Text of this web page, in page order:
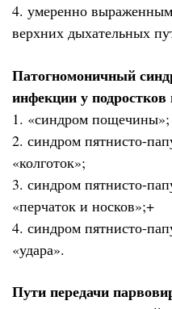
4. умеренно
верхних дыхательных
Патогномоничный
инфекции у
1. «синдром пощечины»;
2. синдром пятнисто-
«колготок»;
3. синдром пятнисто-
«перчаток и носков»;+
4. синдром пятнисто-
«удара».
Пути передачи